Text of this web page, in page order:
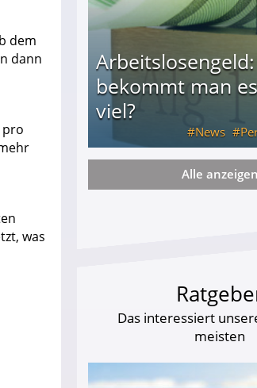
dem
dann
pro
was
bekommt man
viel?
News
man es und wie viel?
Alle anzeigen
Das interessiert
meisten